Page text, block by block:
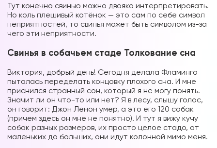
Тут конечно свинью можно двояко интерпретировать.
Но коль плешивый котёнок — это сам по себе символ
неприятностей, то свинья может быть символом из-за
чего эти неприятности.
Свинья в собачьем стаде Толкование сна
Виктория, добрый день! Сегодня делала Фламинго
пыталась переделать концовку плохого сна. И мне
приснился странный сон, который я не могу понять.
Значит ли он что-то или нет? Я в лесу, слышу голос,
он говорит: Джон Ленон умер, а это его 120 собак
(причем здесь он мне не понятно). И тут я вижу кучу
собак разных размеров, их просто целое стадо, от
маленьких до больших, они идут колонной мимо меня.